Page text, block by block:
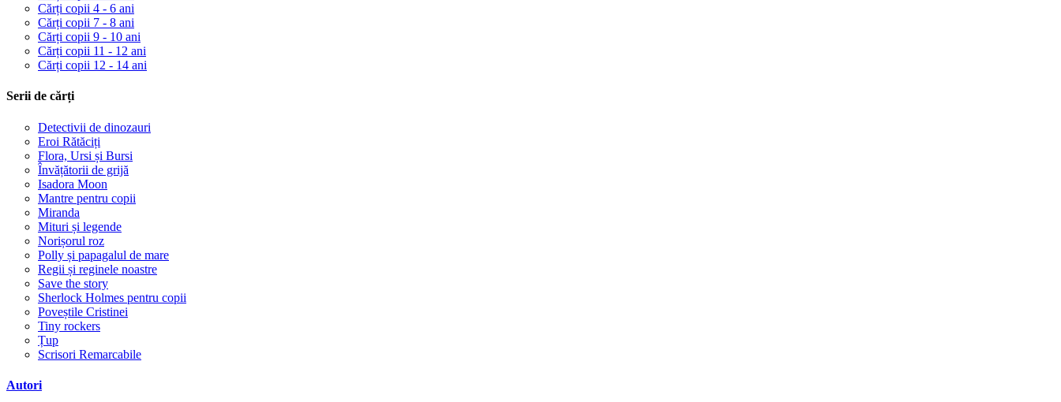
Cărți copii 4 - 6 ani
Cărți copii 7 - 8 ani
Cărți copii 9 - 10 ani
Cărți copii 11 - 12 ani
Cărți copii 12 - 14 ani
Serii de cărți
Detectivii de dinozauri
Eroi Rătăciți
Flora, Ursi și Bursi
Învățătorii de grijă
Isadora Moon
Mantre pentru copii
Miranda
Mituri și legende
Norișorul roz
Polly și papagalul de mare
Regii și reginele noastre
Save the story
Sherlock Holmes pentru copii
Poveștile Cristinei
Tiny rockers
Țup
Scrisori Remarcabile
Autori